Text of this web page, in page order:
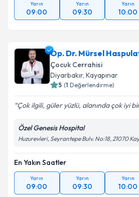
Yarın
09:00
Yarın
09:30
Yarın
10:00
Op. Dr. Mürsel
Çocuk Cerrahisi
Diyarbakır, Kayapınar
5 (1 Değerlendirme)
Çok ilgili, güler yüzlü, alanında çok iyi
Özel Genesis Hospital
Huzurevleri, Seyrantepe Bulv. No:18, 21070
En Yakın Saatler
Yarın
09:00
Yarın
09:30
Yarın
10:00